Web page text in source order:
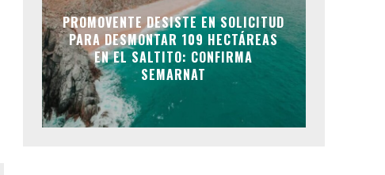
PROMOVENTE DESISTE EN SOLICITUD
PARA DESMONTAR 109 HECTÁREAS
EN EL SALTITO: CONFIRMA
SEMARNAT